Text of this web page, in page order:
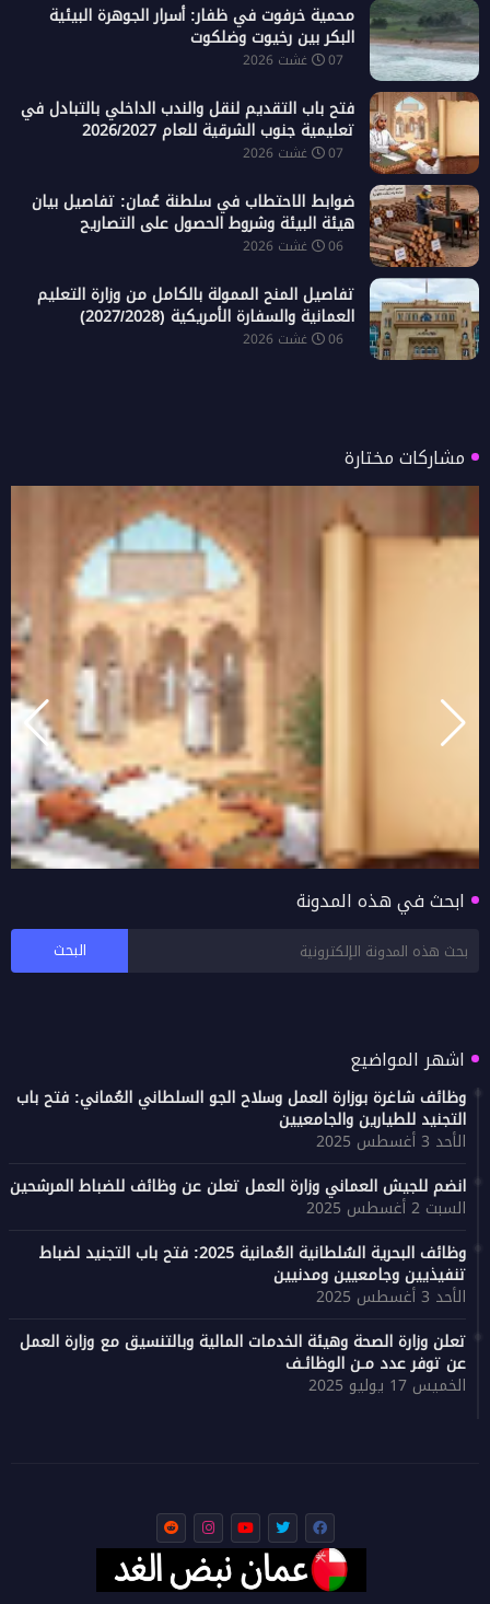
محمية خرفوت في ظفار: أسرار الجوهرة البيئية
البكر بين رخيوت وضلكوت
07 غشت 2026
فتح باب التقديم لنقل والندب الداخلي بالتبادل في
تعليمية جنوب الشرقية للعام 2026/2027
07 غشت 2026
ضوابط الاحتطاب في سلطنة عُمان: تفاصيل بيان
هيئة البيئة وشروط الحصول على التصاريح
06 غشت 2026
تفاصيل المنح الممولة بالكامل من وزارة التعليم
العمانية والسفارة الأمريكية (2027/2028)
06 غشت 2026
مشاركات مختارة
فتح باب التقديم لنقل والندب الداخلي بالتبادل في
ابحث في هذه المدونة
اشهر المواضيع
وظائف شاغرة بوزارة العمل وسلاح الجو السلطاني العُماني: فتح باب
التجنيد للطيارين والجامعيين
الأحد 3 أغسطس 2025
انضم للجيش العماني وزارة العمل تعلن عن وظائف للضباط المرشحين
السبت 2 أغسطس 2025
وظائف البحرية السُلطانية العُمانية 2025: فتح باب التجنيد لضباط
تنفيذيين وجامعيين ومدنيين
الأحد 3 أغسطس 2025
تعلن وزارة الصحة وهيئة الخدمات المالية وبالتنسيق مع وزارة العمل
عن توفر عدد مـن الوظائـف
الخميس 17 يوليو 2025